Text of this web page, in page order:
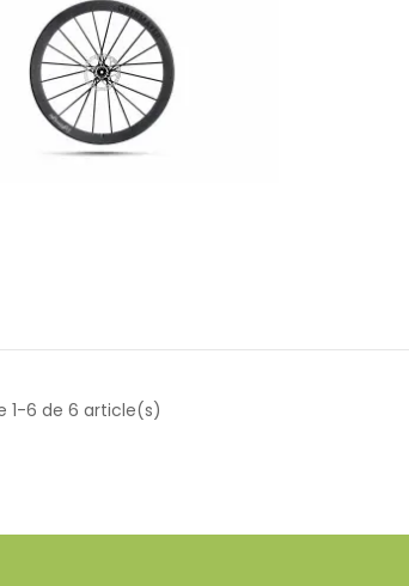
1-6 de 6 article(s)